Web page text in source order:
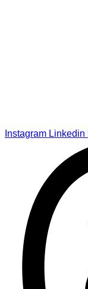
Instagram Linkedin